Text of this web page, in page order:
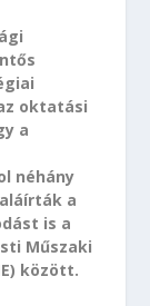
oktatási
a
néhány
aláírták a
is a
Műszaki
között.